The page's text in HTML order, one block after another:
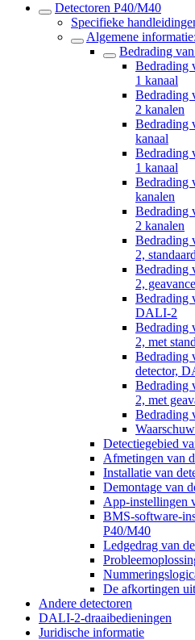
Detectoren P40/M40
Specifieke
Algemene
Bedrading
Bedrading
1 kanaal
Bedrading
2 kanalen
Bedrading
kanaal
Bedrading
1 kanaal
Bedrading
kanalen
Bedrading
2 kanalen
Bedrading
2, standaard
Bedrading
2,
Bedrading
DALI-2
Bedrading
2, met
Bedrading
detector,
Bedrading
2, met
Bedrading
Detectiegebied
Afmetingen van
Installatie van
Demontage van
App-instellingen
BMS-software-
P40/M40
Ledgedrag van
De afkortingen
Andere detectoren
DALI-2-draaibedieningen
Juridische informatie